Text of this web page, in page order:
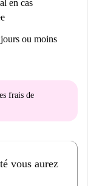
en cas
ou moins
frais de
vous aurez